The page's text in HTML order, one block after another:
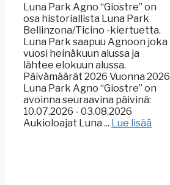
Luna Park Agno “Giostre” on
osa historiallista Luna Park
Bellinzona/Ticino -kiertuetta.
Luna Park saapuu Agnoon joka
vuosi heinäkuun alussa ja
lähtee elokuun alussa.
Päivämäärät 2026 Vuonna 2026
Luna Park Agno “Giostre” on
avoinna seuraavina päivinä:
10.07.2026 - 03.08.2026
Aukioloajat Luna ... Lue lisää